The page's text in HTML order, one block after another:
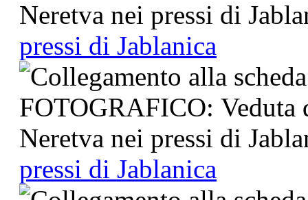
pressi di Jablanica
pressi di Jablanica